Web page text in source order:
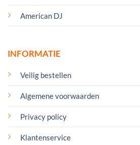
American DJ
INFORMATIE
Veilig bestellen
Algemene voorwaarden
Privacy policy
Klantenservice